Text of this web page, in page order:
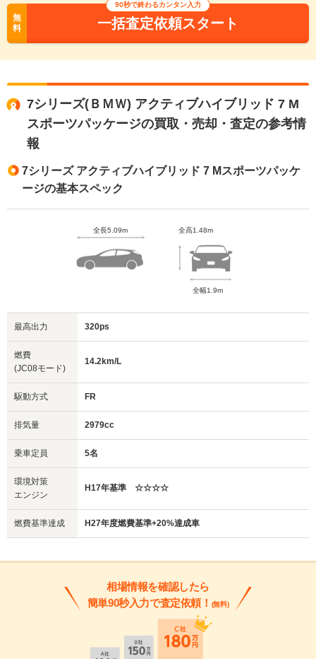
無
料
90秒で終わるカンタン入力
一括査定依頼スタート
7シリーズ(ＢＭＷ) アクティブハイブリッド 7 M
スポーツパッケージの買取・売却・査定の参考情
報
7シリーズ アクティブハイブリッド 7 Mスポーツパッケ
ージの基本スペック
全長5.09m 全高1.48m
全幅1.9m
最高出力 320ps
燃費
(JC08モード)
14.2km/L
駆動方式 FR
排気量 2979cc
乗車定員 5名
環境対策
エンジン
H17年基準 ☆☆☆☆
燃費基準達成 H27年度燃費基準+20%達成車
相場情報を確認したら
簡単90秒入力で査定依頼！ (無料)